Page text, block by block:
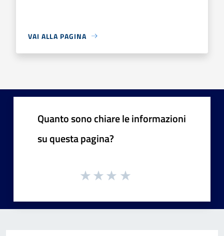
VAI ALLA PAGINA
Quanto sono chiare le informazioni
su questa pagina?